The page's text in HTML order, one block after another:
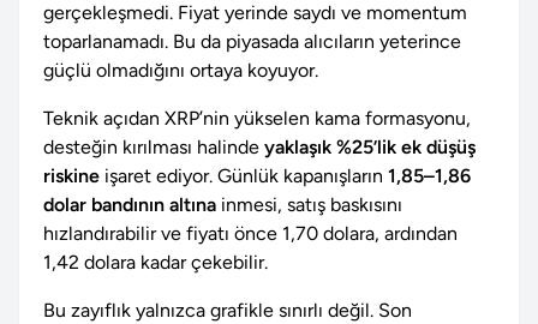
gerçekleşmedi. Fiyat yerinde saydı ve momentum
toparlanamadı. Bu da piyasada alıcıların yeterince
güçlü olmadığını ortaya koyuyor.
Teknik açıdan XRP’nin yükselen kama formasyonu,
desteğin kırılması halinde yaklaşık %25’lik ek düşüş
riskine işaret ediyor. Günlük kapanışların 1,85–1,86
dolar bandının altına inmesi, satış baskısını
hızlandırabilir ve fiyatı önce 1,70 dolara, ardından
1,42 dolara kadar çekebilir.
Bu zayıflık yalnızca grafikle sınırlı değil. Son